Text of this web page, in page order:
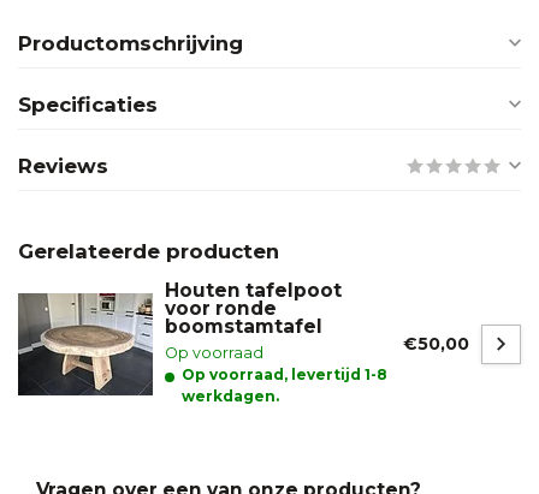
Productomschrijving
Specificaties
Reviews
Gerelateerde producten
Houten tafelpoot
voor ronde
boomstamtafel
Op voorraad
Op voorraad, levertijd 1-8
werkdagen.
€50,00
Vragen over een van onze producten?